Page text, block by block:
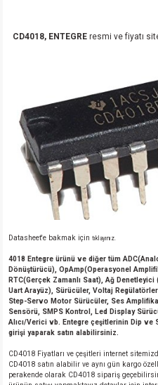
CD4018, ENTEGRE resmi ve fiyatı
Datasheet'e bakmak için tıklayınız.
4018 Entegre ürünü ve diğer tüm
Dönüştürücü), OpAmp(Operasyonel
RTC(Gerçek Zamanlı Saat), Ağ
Uart Arayüz), Sürücüler, Voltaj
Step-Servo Motor Sürücüler, Ses
Sensörü, SMPS Kontrol, Led Display
Alıcı/Verici vb. Entegre çeşitlerinin Dip ve
girişi yaparak satın alabilirsiniz.
CD4018 Fiyatları ve çeşitleri internet
CD4018 satın alabilir ve aynı gün kargo
perakende olarak CD4018 sipariş